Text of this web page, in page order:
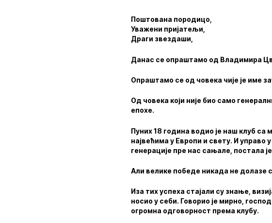
Поштована породицо,
Уважени пријатељи,
Драги звездаши,
Данас се опраштамо од Владимира
Опраштамо се од човека чије је име
Од човека који није био само
епохе.
Пуних 18 година водио је наш клуб
највећима у Европи и свету. И управо
генерације пре нас сањале, постала
Али велике победе никада не долазе
Иза тих успеха стајали су знање,
носио у себи. Говорио је мирно,
огромна одговорност према клубу.